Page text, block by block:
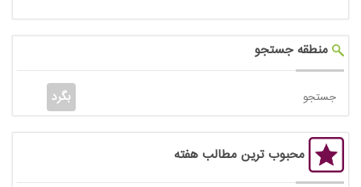
منطقه جستجو
محبوب ترین مطالب هفته